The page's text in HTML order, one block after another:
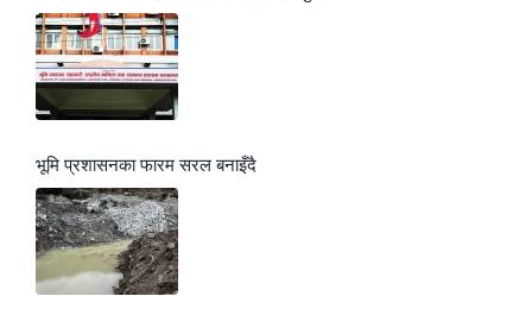
भूमि प्रशासनका फारम सरल बनाइँदै